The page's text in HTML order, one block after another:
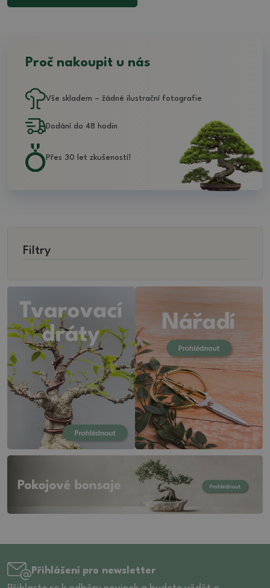
Filtry
Proč nakoupit u nás
Vše skladem – žádné ilustrační fotografie
Dodání do 48 hodin
Přes 30 let zkušeností!
Přihlášení pro newsletter